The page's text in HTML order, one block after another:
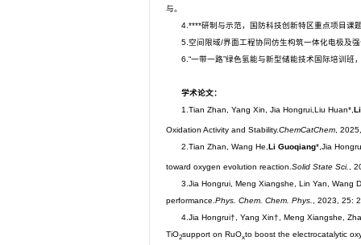
与。
4.****研制与示范，国防科技创新特区重点项目
5.空间限域/界面工程协同仿生构筑一体化电极及
6.“一带一路”绿色氢能与新型储能技术国际培训
学术论文：
1.Tian Zhan, Yang Xin, Jia Hongrui,Liu Huan*,
Oxidation Activity and Stability.ChemCatChem,
2.Tian Zhan, Wang He,Li Guoqiang*,Jia
toward oxygen evolution reaction.Solid State Sci.
,
3.Jia Hongrui, Meng Xiangshe, Lin Yan, Wang
performance.Phys. Chem. Chem. Phys.
, 2023, 25:
4.Jia Hongrui†, Yang Xin†, Meng Xiangshe,
TiO2support on RuOxto boost the electrocatalytic